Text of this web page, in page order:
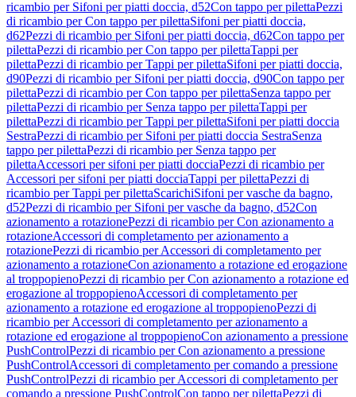
ricambio per Sifoni per piatti doccia, d52Con tappo per pilettaPezzi
di ricambio per Con tappo per pilettaSifoni per piatti doccia,
d62Pezzi di ricambio per Sifoni per piatti doccia, d62Con tappo per
pilettaPezzi di ricambio per Con tappo per pilettaTappi per
pilettaPezzi di ricambio per Tappi per pilettaSifoni per piatti doccia,
d90Pezzi di ricambio per Sifoni per piatti doccia, d90Con tappo per
pilettaPezzi di ricambio per Con tappo per pilettaSenza tappo per
pilettaPezzi di ricambio per Senza tappo per pilettaTappi per
pilettaPezzi di ricambio per Tappi per pilettaSifoni per piatti doccia
SestraPezzi di ricambio per Sifoni per piatti doccia SestraSenza
tappo per pilettaPezzi di ricambio per Senza tappo per
pilettaAccessori per sifoni per piatti docciaPezzi di ricambio per
Accessori per sifoni per piatti docciaTappi per pilettaPezzi di
ricambio per Tappi per pilettaScarichiSifoni per vasche da bagno,
d52Pezzi di ricambio per Sifoni per vasche da bagno, d52Con
azionamento a rotazionePezzi di ricambio per Con azionamento a
rotazioneAccessori di completamento per azionamento a
rotazionePezzi di ricambio per Accessori di completamento per
azionamento a rotazioneCon azionamento a rotazione ed erogazione
al troppopienoPezzi di ricambio per Con azionamento a rotazione ed
erogazione al troppopienoAccessori di completamento per
azionamento a rotazione ed erogazione al troppopienoPezzi di
ricambio per Accessori di completamento per azionamento a
rotazione ed erogazione al troppopienoCon azionamento a pressione
PushControlPezzi di ricambio per Con azionamento a pressione
PushControlAccessori di completamento per comando a pressione
PushControlPezzi di ricambio per Accessori di completamento per
comando a pressione PushControlCon tappo per pilettaPezzi di